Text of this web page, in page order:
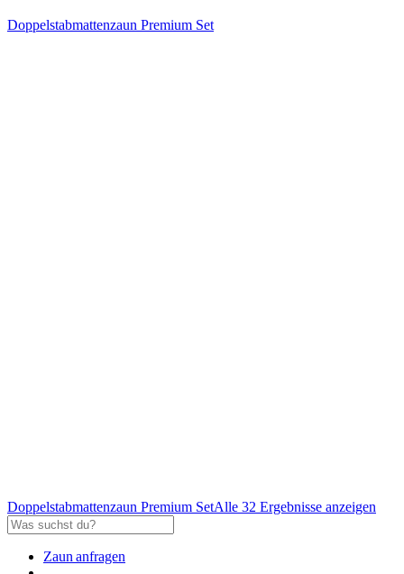
Doppelstabmattenzaun Premium Set
Doppelstabmattenzaun Premium SetAlle 32 Ergebnisse anzeigen
Zaun anfragen